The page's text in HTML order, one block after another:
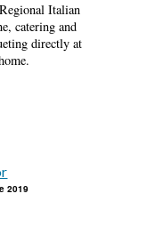
Italian
catering and
directly at
2019